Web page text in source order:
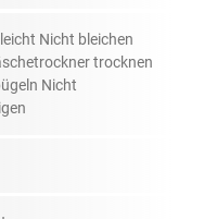
Nicht bleichen
trocknen
Nicht